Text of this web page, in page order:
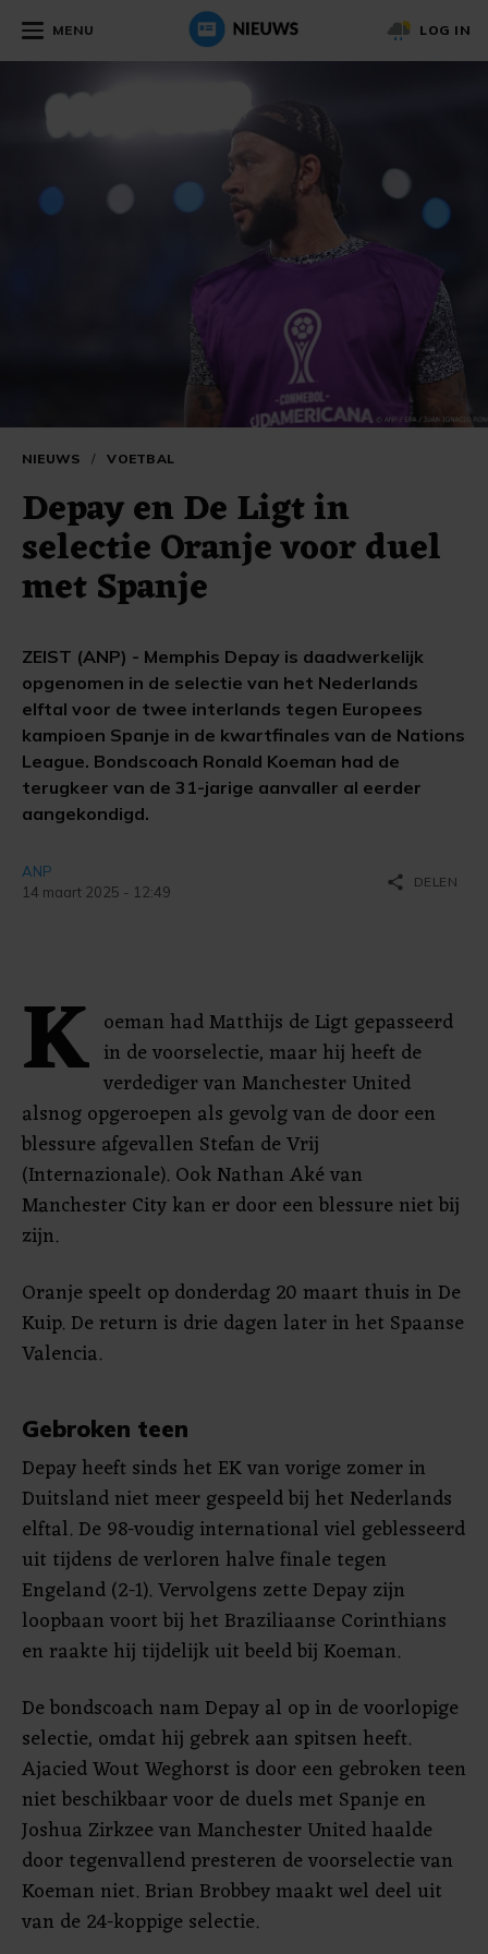
MENU LOG IN
NIEUWS / VOETBAL
Depay en De Ligt in
selectie Oranje voor duel
met Spanje
ZEIST (ANP) - Memphis Depay is daadwerkelijk
opgenomen in de selectie van het Nederlands
elftal voor de twee interlands tegen Europees
kampioen Spanje in de kwartfinales van de Nations
League. Bondscoach Ronald Koeman had de
terugkeer van de 31-jarige aanvaller al eerder
aangekondigd.
ANP
14 maart 2025 - 12:49
share DELEN
K oeman had Matthijs de Ligt gepasseerd
in de voorselectie, maar hij heeft de
verdediger van Manchester United
alsnog opgeroepen als gevolg van de door een
blessure afgevallen Stefan de Vrij
(Internazionale). Ook Nathan Aké van
Manchester City kan er door een blessure niet bij
zijn.
Oranje speelt op donderdag 20 maart thuis in De
Kuip. De return is drie dagen later in het Spaanse
Valencia.
Gebroken teen
Depay heeft sinds het EK van vorige zomer in
Duitsland niet meer gespeeld bij het Nederlands
elftal. De 98-voudig international viel geblesseerd
uit tijdens de verloren halve finale tegen
Engeland (2-1). Vervolgens zette Depay zijn
loopbaan voort bij het Braziliaanse Corinthians
en raakte hij tijdelijk uit beeld bij Koeman.
De bondscoach nam Depay al op in de voorlopige
selectie, omdat hij gebrek aan spitsen heeft.
Ajacied Wout Weghorst is door een gebroken teen
niet beschikbaar voor de duels met Spanje en
Joshua Zirkzee van Manchester United haalde
door tegenvallend presteren de voorselectie van
Koeman niet. Brian Brobbey maakt wel deel uit
van de 24-koppige selectie.